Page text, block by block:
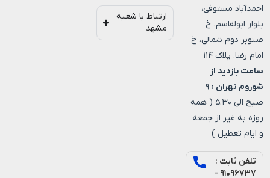
احمدآباد مستوفی،
بلوار ابولقاسم، خ
صنوبر دوم شمالی، خ
امام رضا، پلاک ۱۱۴
ساعت بازدید از
شوروم تهران : ۹
صبح الی ۵.۳۰ ( همه
روزه به غیر از جمعه
و ایام تعطیل )
تلفن ثابت :
۹۱۰۹۶۷۳۷ -
ارتباط با شعبه
مشهد